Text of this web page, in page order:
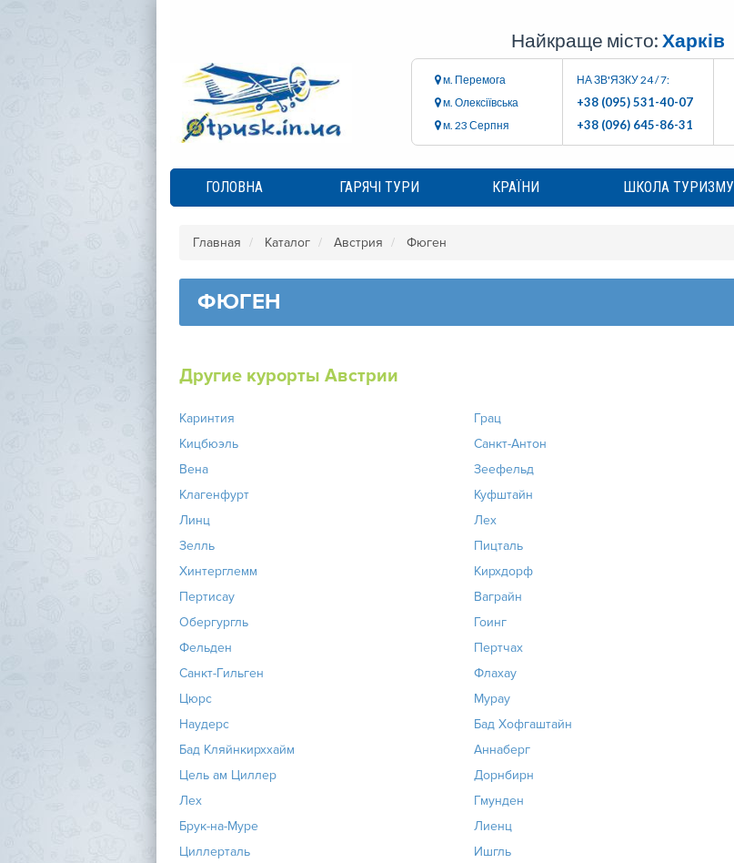
Найкраще місто: Харків
м. Перемога
м. Олексіївська
м. 23 Серпня
НА ЗВ'ЯЗКУ 24 / 7:
+38 (095) 531-40-07
+38 (096) 645-86-31
ГОЛОВНА ГАРЯЧІ ТУРИ КРАЇНИ ШКОЛА ТУРИЗМУ
Главная Каталог Австрия Фюген
ФЮГЕН
Другие курорты Австрии
Каринтия Грац
Кицбюэль
Санкт-Антон
Вена
Зеефельд
Клагенфурт
Куфштайн
Линц
Лех
Зелль
Пицталь
Хинтерглемм
Кирхдорф
Пертисау
Ваграйн
Обергургль
Гоинг
Фельден
Пертчах
Санкт-Гильген
Флахау
Цюрс
Мурау
Наудерс
Бад Хофгаштайн
Бад Кляйнкирххайм
Аннаберг
Цель ам Циллер
Дорнбирн
Лех
Гмунден
Брук-на-Муре
Лиенц
Циллерталь
Ишгль